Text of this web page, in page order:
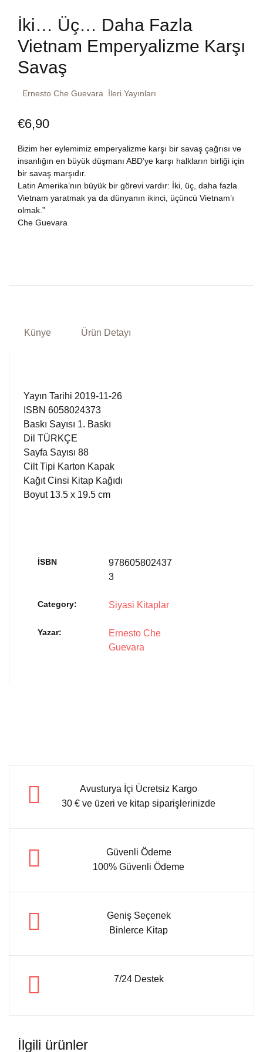
Edebiyat
Kişisel Gelişim
Psikoloji
Kitap Siparişi
Sepetim
Hesap oluştur
İki… Üç… Daha Fazla
Vietnam Emperyalizme Karşı
Savaş
Ernesto Che Guevara İleri Yayınları
€6,90
Bizim her eylemimiz emperyalizme karşı bir savaş çağrısı ve
insanlığın en büyük düşmanı ABD’ye karşı halkların birliği için
bir savaş marşıdır.
Latin Amerika’nın büyük bir görevi vardır: İki, üç, daha fazla
Vietnam yaratmak ya da dünyanın ikinci, üçüncü Vietnam’ı
olmak.”
Che Guevara
Künye Ürün Detayı
Yayın Tarihi 2019-11-26
ISBN 6058024373
Baskı Sayısı 1. Baskı
Dil TÜRKÇE
Sayfa Sayısı 88
Cilt Tipi Karton Kapak
Kağıt Cinsi Kitap Kağıdı
Boyut 13.5 x 19.5 cm
İSBN
978605802437
3
Category: Siyasi Kitaplar
Yazar
Ernesto Che
Guevara
Avusturya İçi Ücretsiz Kargo
30 € ve üzeri ve kitap siparişlerinizde
Güvenli Ödeme
100% Güvenli Ödeme
Geniş Seçenek
Binlerce Kitap
7/24 Destek
İlgili ürünler